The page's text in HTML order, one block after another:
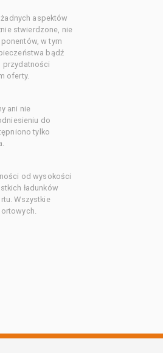
aspektów
stwierdzone, nie
w tym
bądź
przydatności
oferty.
ani nie
do
tylko
od wysokości
ładunków
Wszystkie